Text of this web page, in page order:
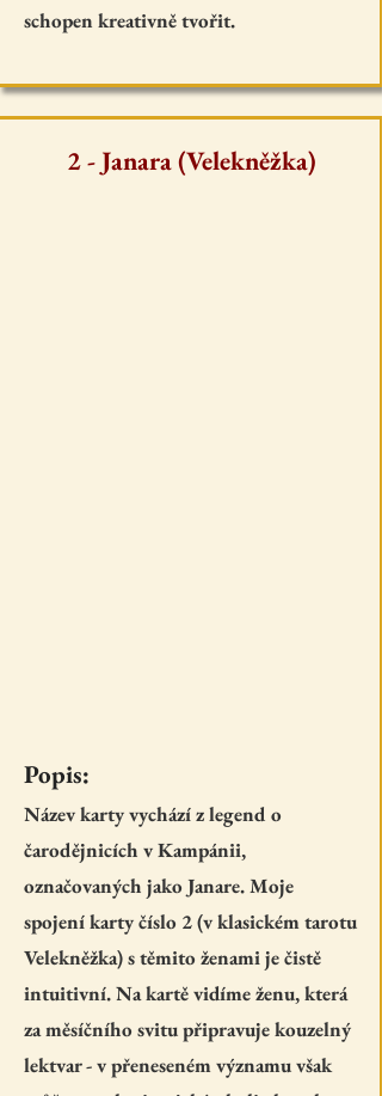
schopen kreativně tvořit.
2 - Janara (Velekněžka)
Popis:
Název karty vychází z legend o
čarodějnicích v Kampánii,
označovaných jako Janare. Moje
spojení karty číslo 2 (v klasickém tarotu
Velekněžka) s těmito ženami je čistě
intuitivní. Na kartě vidíme ženu, která
za měsíčního svitu připravuje kouzelný
lektvar - v přeneseném významu však